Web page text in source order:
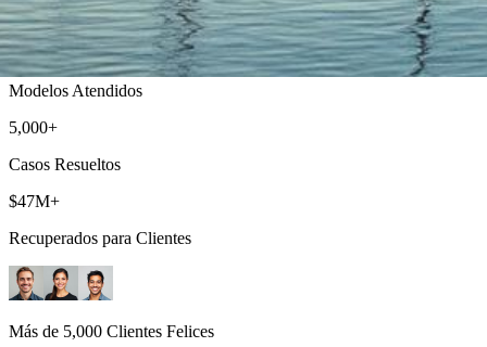
Obtenga un Reembolso o Reemplazo de Su Vehículo Defectuoso
500+
Modelos Atendidos
5,000+
Casos Resueltos
$47M+
Recuperados para Clientes
Más de 5,000 Clientes Felices